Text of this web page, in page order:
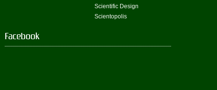
Scientific Design
Scientopolis
Facebook